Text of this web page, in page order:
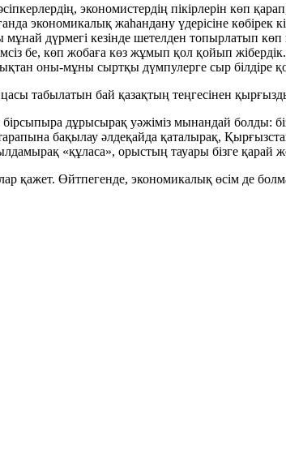
экономистердің пікірлерін көп
экономикалық жаһандану үдерісіне көбірек
дүрмегі кезінде шетелден топырлатып
бе, көп жобаға көз жұмып қол қойып
оны-мұны сыртқы дүмпулерге сыр білдіре
табылатын бай қазақтың теңгесінен
дұрысырақ уәжіміз мынандай болды:
бақылау әлдеқайда қаталырақ,
«құласа», орыстың тауары бізге қарай
қажет. Өйтпегенде, экономикалық өсім де